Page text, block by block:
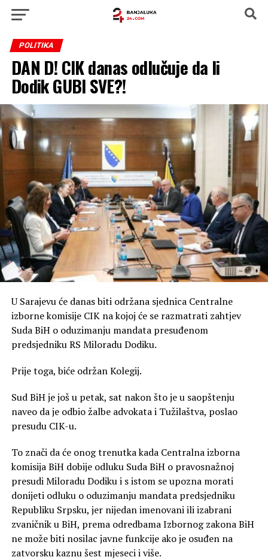
POLITIKA
DAN D! CIK danas odlučuje da li
Dodik GUBI SVE?!
U Sarajevu će danas biti održana sjednica Centralne
izborne komisije CIK na kojoj će se razmatrati zahtjev
Suda BiH o oduzimanju mandata presuđenom
predsjedniku RS Miloradu Dodiku.
Prije toga, biće održan Kolegij.
Sud BiH je još u petak, sat nakon što je u saopštenju
naveo da je odbio žalbe advokata i Tužilaštva, poslao
presudu CIK-u.
To znači da će onog trenutka kada Centralna izborna
komisija BiH dobije odluku Suda BiH o pravosnažnoj
presudi Miloradu Dodiku i s istom se upozna morati
donijeti odluku o oduzimanju mandata predsjedniku
Republiku Srpsku, jer nijedan imenovani ili izabrani
zvaničnik u BiH, prema odredbama Izbornog zakona BiH
ne može biti nosilac javne funkcije ako je osuđen na
zatvorsku kaznu šest mjeseci i više.